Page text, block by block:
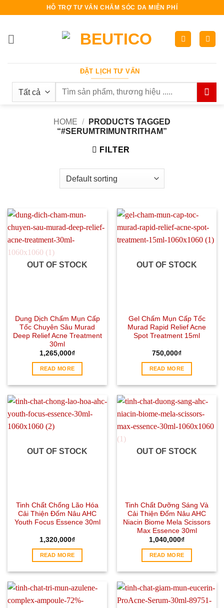
dung
HỖ TRỢ TƯ VẤN CHĂM SÓC DA MIỄN PHÍ
ĐẶT LỊCH TƯ VẤN
Search
HOME /
PRODUCTS TAGGED
“#SERUMTRIMUNTRITHAM”
FILTER
OUT OF STOCK
Dung Dịch Chấm Mụn Cấp
Tốc Chuyên Sâu Murad
Deep Relief Acne Treatment
30ml
1,265,000₫
READ MORE
OUT OF STOCK
Gel Chấm Mụn Cấp Tốc
Murad Rapid Relief Acne
Spot Treatment 15ml
750,000₫
READ MORE
OUT OF STOCK
Tinh Chất Chống Lão Hóa
Cải Thiện Đốm Nâu AHC
Youth Focus Essence 30ml
1,320,000₫
READ MORE
OUT OF STOCK
Tinh Chất Dưỡng Sáng Và
Cải Thiện Đốm Nâu AHC
Niacin Biome Mela Scissors
Max Essence 30ml
1,040,000₫
READ MORE